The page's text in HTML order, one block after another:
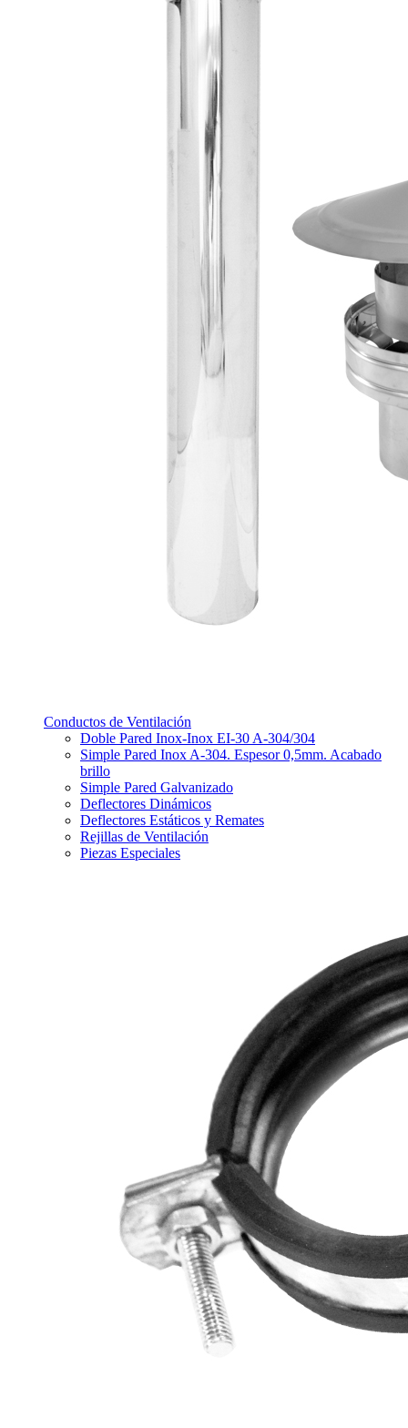
Conductos de Ventilación
Doble Pared Inox-Inox EI-30 A-304/304
Simple Pared Inox A-304. Espesor 0,5mm. Acabado
brillo
Simple Pared Galvanizado
Deflectores Dinámicos
Deflectores Estáticos y Remates
Rejillas de Ventilación
Piezas Especiales